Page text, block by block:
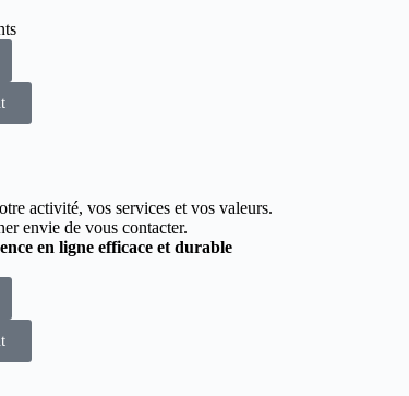
activité, vos services et vos valeurs.
envie de vous contacter.
en ligne efficace et durable